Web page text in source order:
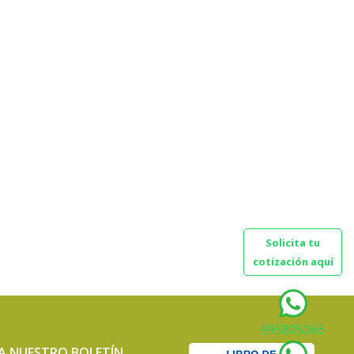
Solicita tu
cotización aquí
995805066